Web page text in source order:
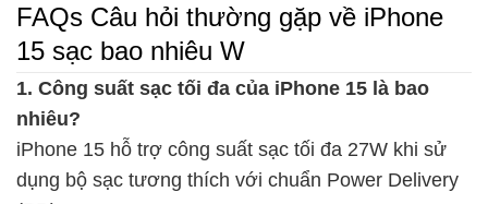
FAQs Câu hỏi thường gặp về iPhone
15 sạc bao nhiêu W
1. Công suất sạc tối đa của iPhone 15 là bao
nhiêu?
iPhone 15 hỗ trợ công suất sạc tối đa 27W khi sử
dụng bộ sạc tương thích với chuẩn Power Delivery